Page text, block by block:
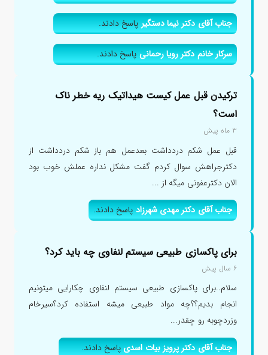
جناب آقای دکتر نیما دستگیرپاسخ دادند.
سرکار خانم دکتر رویا رحمانیپاسخ دادند.
ترکیدن قبل عمل کیست هیداتیک ریه خطر ناک
است؟
۳ ماه پیش
قبل عمل شکم دردداشت بعدعمل هم باز شکم دردداشت از
دکترجراهش سوال کردم گفت مشکل نداره عملش خوب بود
الان دکترعفونی میگه از ...
جناب آقای دکتر مهدی شهرزادپاسخ دادند.
برای پاکسازی طبیعی سیستم لنفاوی چه باید کرد؟
۶ سال پیش
سلام..برای پاکسازی طبیعی سیستم لنفاوی چکارایی میتونیم
انجام بدیم؟؟چه مواد طبیعی میشه استفاده کرد؟سیرخام
وزردچوبه رو چقدر...
جناب آقای دکتر پرویز بیات اسدیپاسخ دادند.